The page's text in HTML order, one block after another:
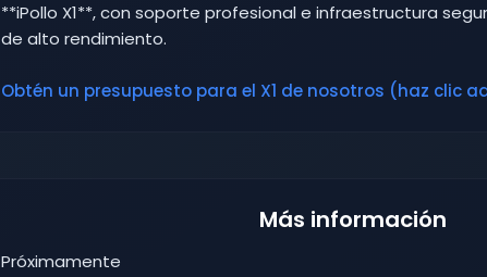
**iPollo X1**, con soporte profesional e infraestructura
de alto rendimiento.
Obtén un presupuesto para el X1 de nosotros (haz clic
Más información
Próximamente